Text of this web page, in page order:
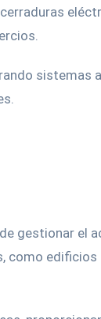
gestionar el